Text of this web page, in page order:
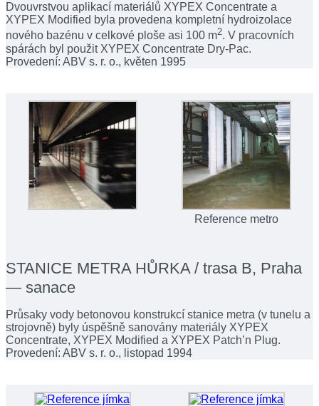
Dvouvrstvou aplikací materiálů XYPEX Concentrate a
XYPEX Modified byla provedena kompletní hydroizolace
nového bazénu v celkové ploše asi 100 m2. V pracovních
spárách byl použit XYPEX Concentrate Dry-Pac.
Provedení: ABV s. r. o., květen 1995
Reference metro
STANICE METRA HŮRKA / trasa B, Praha
— sanace
Průsaky vody betonovou konstrukcí stanice metra (v tunelu a
strojovně) byly úspěšně sanovány materiály XYPEX
Concentrate, XYPEX Modified a XYPEX Patch’n Plug.
Provedení: ABV s. r. o., listopad 1994